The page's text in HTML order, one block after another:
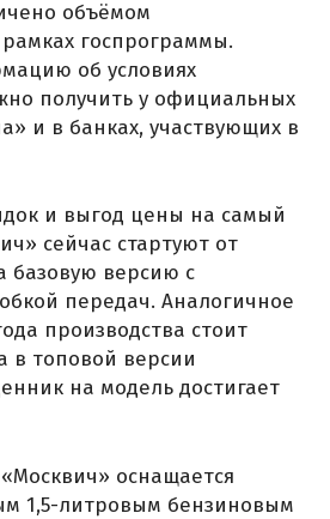
объёмом
госпрограммы.
об условиях
получить у официальных
и в банках, участвующих в
и выгод цены на самый
сейчас стартуют от
базовую версию с
передач. Аналогичное
производства стоит
в топовой версии
на модель достигает
оснащается
1,5-литровым бензиновым